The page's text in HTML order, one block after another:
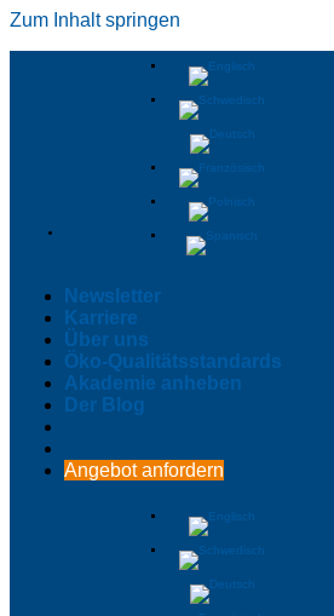
Zum Inhalt springen
Newsletter
Karriere
Über uns
Öko-Qualitätsstandards
Akademie anheben
Der Blog
Angebot anfordern